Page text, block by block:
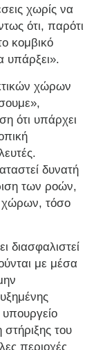
χωρίς να
ότι, παρότι
κομβικό
υπάρξει».
χώρων
ότι υπάρχει
δυνατή
των ροών,
χώρων, τόσο
διασφαλιστεί
με μέσα
του
περιοχές